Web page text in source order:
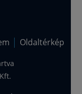
Oldaltérkép